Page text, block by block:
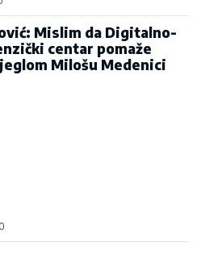
Mislim da Digitalno-
centar pomaže
Milošu Medenici
0